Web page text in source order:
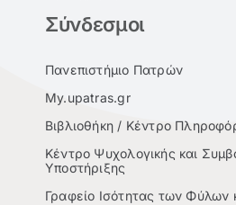
Σύνδεσμοι
Πανεπιστήμιο Πατρών
My.upatras.gr
Βιβλιοθήκη / Κέντρο
Κέντρο Ψυχολογικής και
Υποστήριξης
Γραφείο Ισότητας των Φύλων